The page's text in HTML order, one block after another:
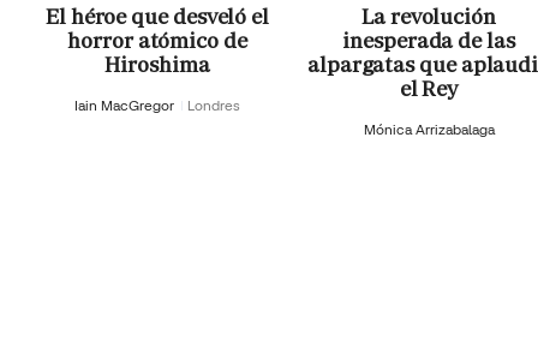
El héroe que desveló el
horror atómico de
Hiroshima
Iain MacGregor Londres
La revolución
inesperada de las
alpargatas que
el Rey
Mónica Arrizabalaga